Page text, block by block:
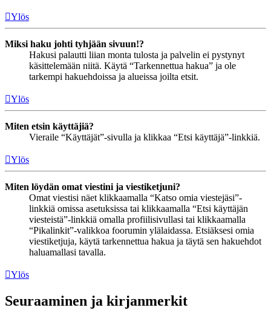
Ylös
Miksi haku johti tyhjään sivuun!?
Hakusi palautti liian monta tulosta ja palvelin ei pystynyt
käsittelemään niitä. Käytä “Tarkennettua hakua” ja ole
tarkempi hakuehdoissa ja alueissa joilta etsit.
Ylös
Miten etsin käyttäjiä?
Vieraile “Käyttäjät”-sivulla ja klikkaa “Etsi käyttäjä”-linkkiä.
Ylös
Miten löydän omat viestini ja viestiketjuni?
Omat viestisi näet klikkaamalla “Katso omia viestejäsi”-
linkkiä omissa asetuksissa tai klikkaamalla “Etsi käyttäjän
viesteistä”-linkkiä omalla profiilisivullasi tai klikkaamalla
“Pikalinkit”-valikkoa foorumin ylälaidassa. Etsiäksesi omia
viestiketjuja, käytä tarkennettua hakua ja täytä sen hakuehdot
haluamallasi tavalla.
Ylös
Seuraaminen ja kirjanmerkit